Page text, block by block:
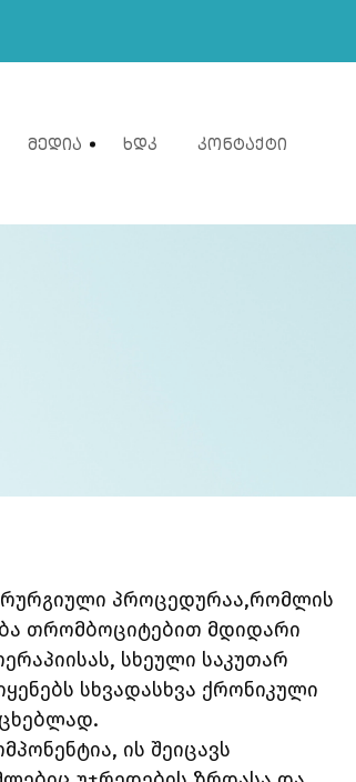
Მედია Ხდკ Კონტაქტი
პროცედურაა,რომლის
თრომბოციტებით მდიდარი
სხეული საკუთარ
სხვადასხვა ქრონიკული
ის შეიცავს